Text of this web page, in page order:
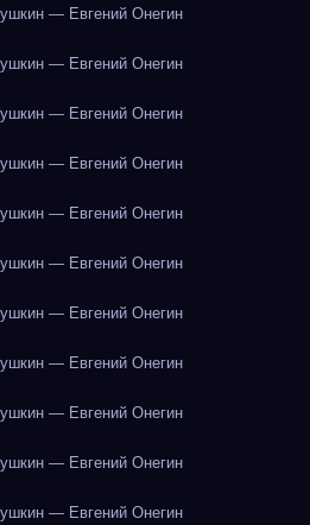
— Евгений Онегин
— Евгений Онегин
— Евгений Онегин
— Евгений Онегин
— Евгений Онегин
— Евгений Онегин
— Евгений Онегин
— Евгений Онегин
— Евгений Онегин
— Евгений Онегин
— Евгений Онегин